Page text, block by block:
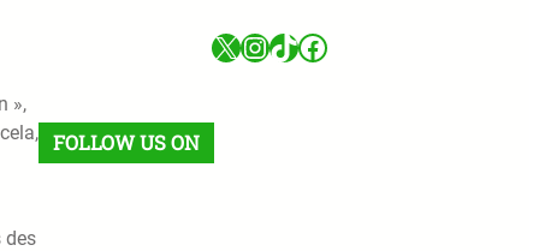
»,
des
X InstagramTikTok Facebook
FOLLOW US ON